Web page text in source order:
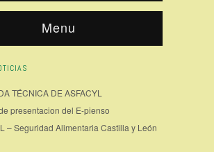
Menu
TÉCNICA DE ASFACYL
presentacion del E-pienso
– Seguridad Alimentaria Castilla y León